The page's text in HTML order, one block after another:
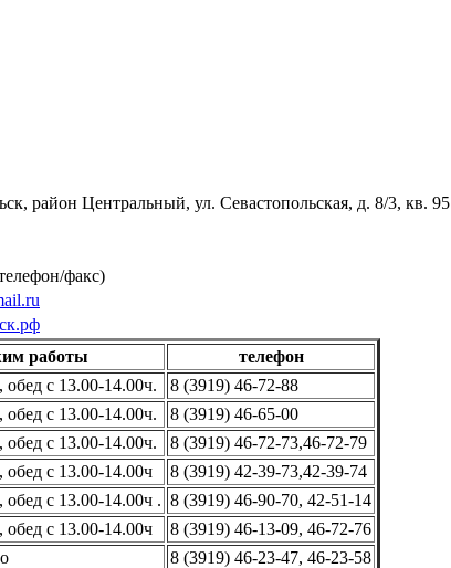
район Центральный, ул. Севастопольская, д. 8/3, кв. 95
факс)
работы
телефон
обед с 13.00-14.00ч.
8 (3919) 46-72-88
обед с 13.00-14.00ч.
8 (3919) 46-65-00
обед с 13.00-14.00ч.
8 (3919) 46-72-73,46-72-79
обед с 13.00-14.00ч
8 (3919) 42-39-73,42-39-74
обед с 13.00-14.00ч . 8 (3919) 46-90-70, 42-51-14
обед с 13.00-14.00ч
8 (3919) 46-13-09, 46-72-76
8 (3919) 46-23-47, 46-23-58